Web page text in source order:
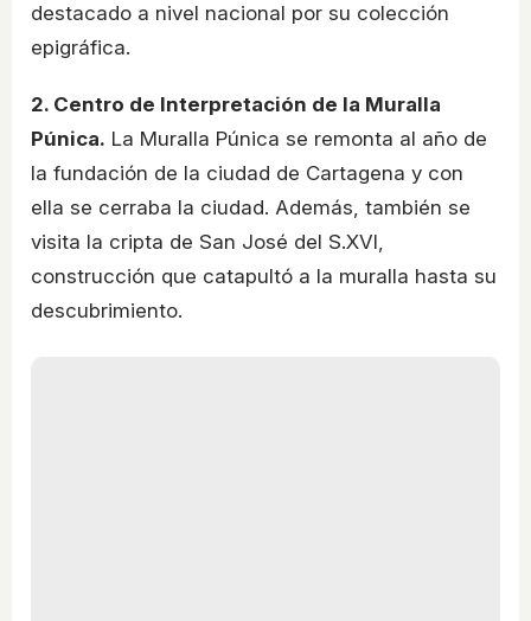
destacado a nivel nacional por su colección
epigráfica.
2. Centro de Interpretación de la Muralla
Púnica. La Muralla Púnica se remonta al año de
la fundación de la ciudad de Cartagena y con
ella se cerraba la ciudad. Además, también se
visita la cripta de San José del S.XVI,
construcción que catapultó a la muralla hasta su
descubrimiento.